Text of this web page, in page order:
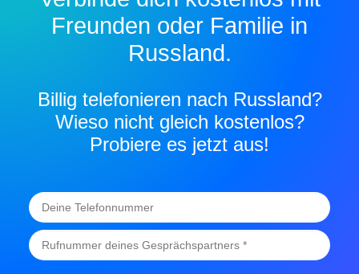
Freunden oder Familie in
Russland.
Billig telefonieren nach Russland?
Wieso nicht gleich kostenlos?
Probiere es jetzt aus!